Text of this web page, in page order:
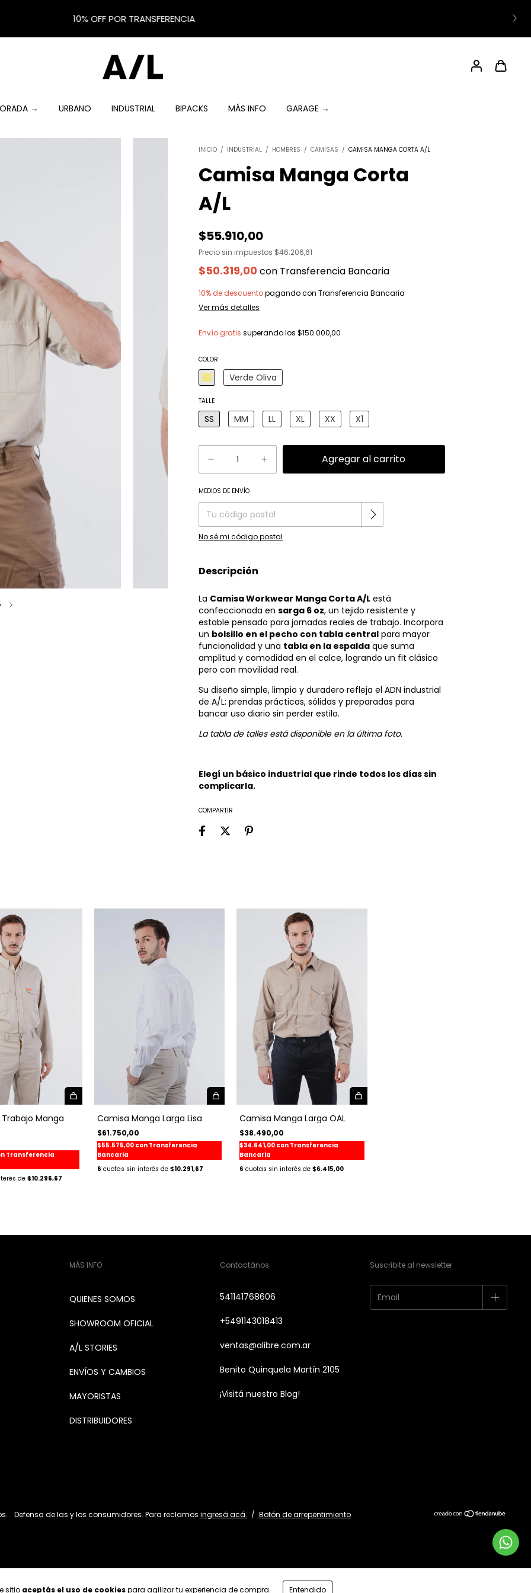
10% OFF POR TRANSFERENCIA
→ URBANO INDUSTRIAL BIPACKS MÁS INFO GARAGE →
sitio aceptás el uso de cookiespara agilizar tu experiencia de compra. Entendido
INICIO / INDUSTRIAL / HOMBRES / CAMISAS / CAMISA MANGA CORTA A/L
Camisa Manga Corta
A/L
$55.910,00
Precio sin impuestos $46.206,61
$50.319,00con Transferencia Bancaria
10% de descuentopagando con Transferencia Bancaria
Ver más detalles
Envío gratis superando los$150.000,00
COLOR
Verde Oliva
TALLE
SS MM LL XL XX X1
Entregas para el CP:
MEDIOS DE ENVÍO
No sé mi código postal
Descripción
La Camisa Workwear Manga Corta A/L está
confeccionada ensarga 6 oz, un tejido resistente y
estable pensado para jornadas reales de trabajo. Incorpora
un bolsillo en el pecho con tabla central para mayor
funcionalidad y una tabla en la espalda que suma
amplitud y comodidad en el calce, logrando un fit clásico
pero con movilidad real.
Su diseño simple, limpio y duradero refleja el ADN industrial
de A/L: prendas prácticas, sólidas y preparadas para
bancar uso diario sin perder estilo.
La tabla de talles está disponible en la última foto.
Elegí un básico industrial que rinde todos los días sin
complicarla.
COMPARTIR
Manga
Transferencia
$10.296,67
Camisa Manga Larga Lisa
$61.750,00
$55.575,00 con Transferencia
Bancaria
6
$10.291,67
Camisa Manga Larga OAL
$38.490,00
$34.641,00 con Transferencia
Bancaria
6
$6.415,00
MÁS INFO
QUIENES SOMOS
SHOWROOM OFICIAL
A/L STORIES
ENVÍOS Y CAMBIOS
MAYORISTAS
DISTRIBUIDORES
Contactános
541141768606
+5491143018413
ventas@alibre.com.ar
Benito Quinquela Martín 2105
¡Visitá nuestro Blog!
Suscribite al newsletter
Defensa de las y los consumidores. Para reclamos ingresá acá. / Botón de arrepentimiento